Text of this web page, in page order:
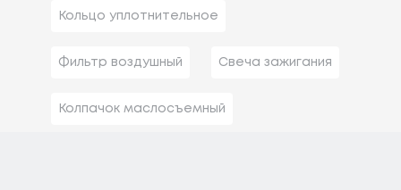
Кольцо уплотнительное
Фильтр воздушный Свеча зажигания
Колпачок маслосъемный